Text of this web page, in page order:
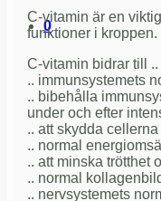
0
C-vitamin är en
funktioner i kroppen.
C-vitamin bidrar till ..
.. immunsystemets
.. bibehålla
under och efter
.. att skydda
.. normal
.. att minska trötthet
.. normal
.. nervsystemets